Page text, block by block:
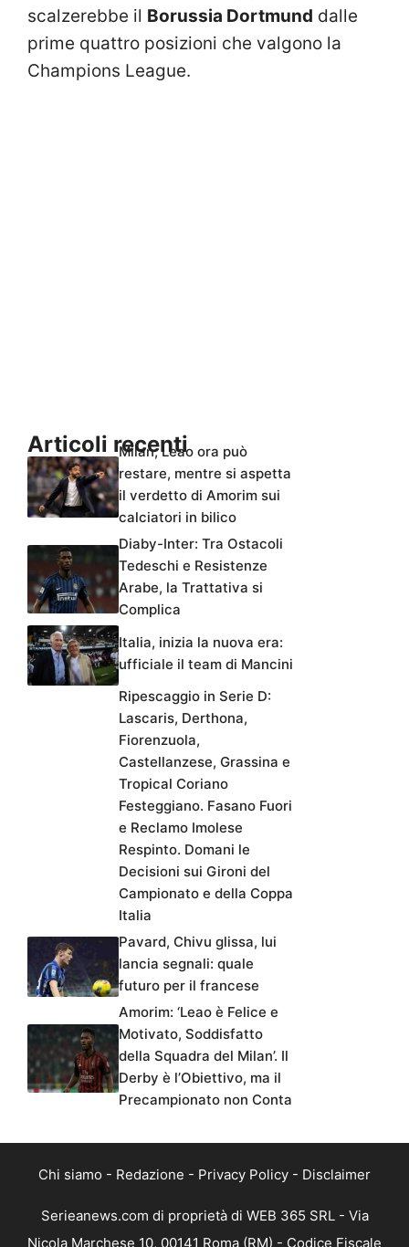
scalzerebbe il Borussia Dortmund dalle
prime quattro posizioni che valgono la
Champions League.
Articoli recenti
Milan, Leao ora può
restare, mentre si aspetta
il verdetto di Amorim sui
calciatori in bilico
Diaby-Inter: Tra Ostacoli
Tedeschi e Resistenze
Arabe, la Trattativa si
Complica
Italia, inizia la nuova era:
ufficiale il team di Mancini
Ripescaggio in Serie D:
Lascaris, Derthona,
Fiorenzuola,
Castellanzese, Grassina e
Tropical Coriano
Festeggiano. Fasano Fuori
e Reclamo Imolese
Respinto. Domani le
Decisioni sui Gironi del
Campionato e della Coppa
Italia
Pavard, Chivu glissa, lui
lancia segnali: quale
futuro per il francese
Amorim: ‘Leao è Felice e
Motivato, Soddisfatto
della Squadra del Milan’. Il
Derby è l’Obiettivo, ma il
Precampionato non Conta
Chi siamo - Redazione - Privacy Policy - Disclaimer
Serieanews.com di proprietà di WEB 365 SRL - Via
Nicola Marchese 10, 00141 Roma (RM) - Codice Fiscale